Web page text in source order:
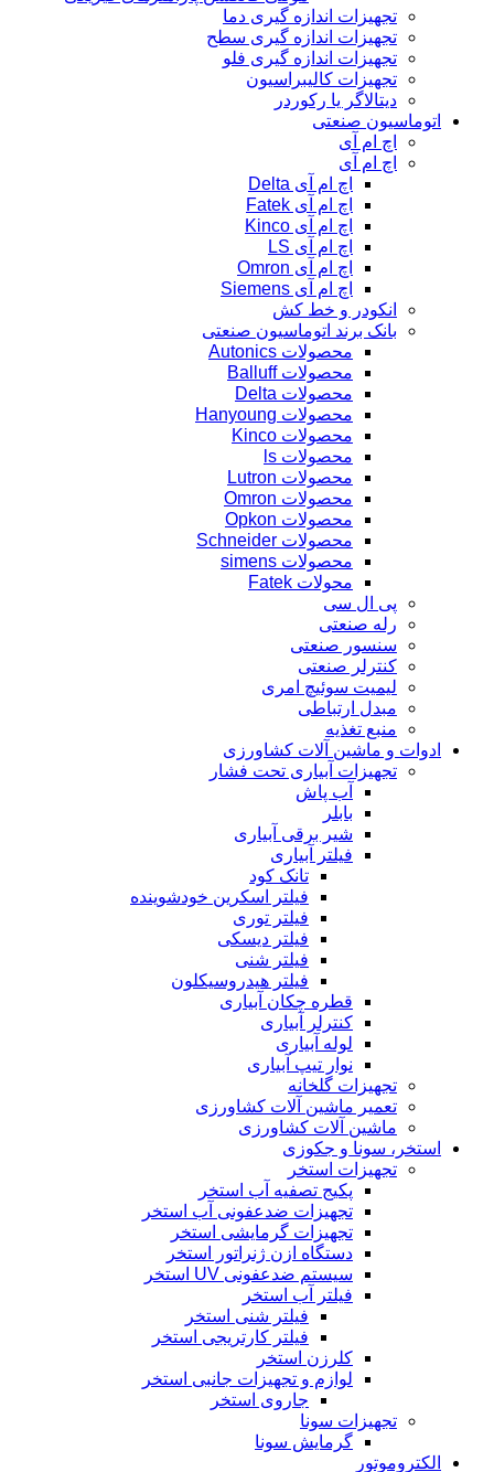
تجهیزات اندازه گیری دما
تجهیزات اندازه گیری سطح
تجهیزات اندازه گیری فلو
تجهیزات کالیبراسیون
دیتالاگر یا رکوردر
اتوماسیون صنعتی
اچ ام آی
اچ ام آی
اچ ام آی Delta
اچ ام آی Fatek
اچ ام آی Kinco
اچ ام آی LS
اچ ام آی Omron
اچ ام آی Siemens
انکودر و خط کش
بانک برند اتوماسیون صنعتی
محصولات Autonics
محصولات Balluff
محصولات Delta
محصولات Hanyoung
محصولات Kinco
محصولات ls
محصولات Lutron
محصولات Omron
محصولات Opkon
محصولات Schneider
محصولات simens
محولات Fatek
پی ال سی
رله صنعتی
سنسور صنعتی
کنترلر صنعتی
لیمیت سوئیچ امری
مبدل ارتباطی
منبع تغذیه
ادوات و ماشین آلات کشاورزی
تجهیزات آبیاری تحت فشار
آب پاش
بابلر
شیر برقی آبیاری
فیلتر آبیاری
تانک کود
فیلتر اسکرین خودشوینده
فیلتر توری
فیلتر دیسکی
فیلتر شنی
فیلتر هیدروسیکلون
قطره چکان آبیاری
کنترلر آبیاری
لوله آبیاری
نوار تیپ آبیاری
تجهیزات گلخانه
تعمیر ماشین آلات کشاورزی
ماشین آلات کشاورزی
استخر، سونا و جکوزی
تجهیزات استخر
پکیج تصفیه آب استخر
تجهیزات ضدعفونی آب استخر
تجهیزات گرمایشی استخر
دستگاه ازن ژنراتور استخر
سیستم ضدعفونی UV استخر
فیلتر آب استخر
فیلتر شنی استخر
فیلتر کارتریجی استخر
کلرزن استخر
لوازم و تجهیزات جانبی استخر
جاروی استخر
تجهیزات سونا
گرمایش سونا
الکتروموتور